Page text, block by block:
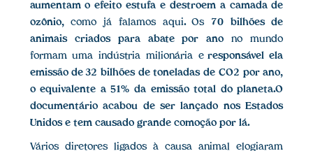
aumentam o efeito estufa e destroem a camada de
ozônio,como já falamos aqui. Os70 bilhões de
animais criados para abate por ano no mundo
formam uma indústria milionária e responsável ela
emissão de 32 bilhões de toneladas de CO2 por ano,
o equivalente a 51% da emissão total do planeta.O
documentário acabou de ser lançado nos Estados
Unidos e tem causado grande comoção por lá.
Vários diretores ligados à causa animal elogiaram